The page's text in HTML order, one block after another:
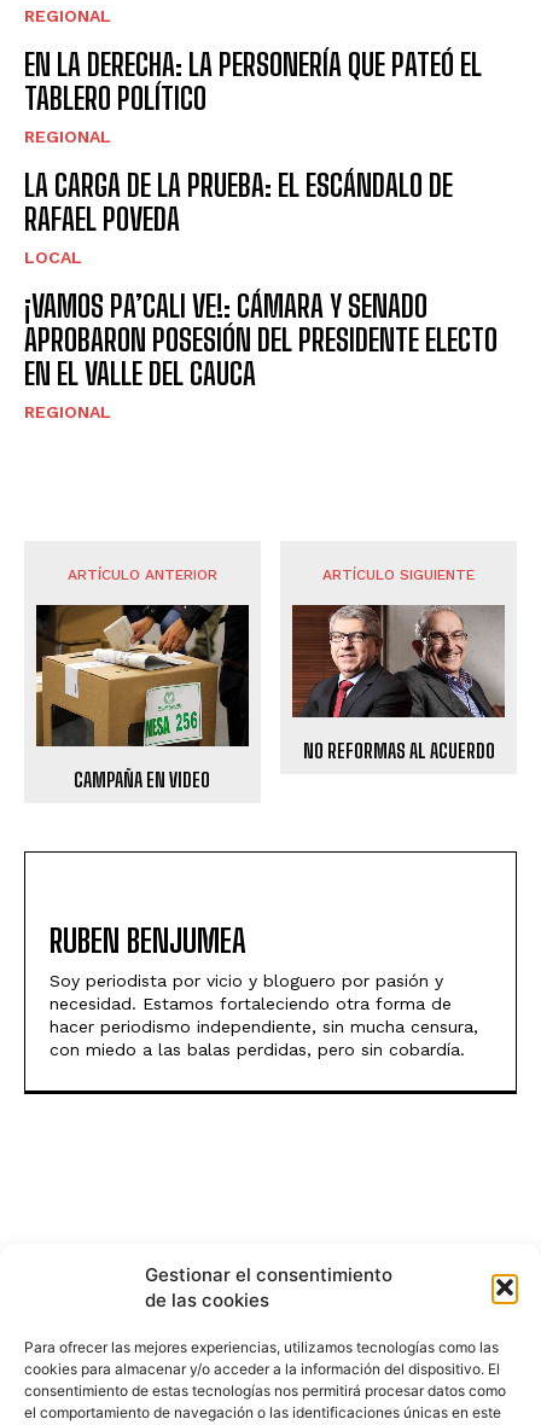
Gestionar el consentimiento
de las cookies
Para ofrecer las mejores experiencias, utilizamos tecnologías como las
cookies para almacenar y/o acceder a la información del dispositivo. El
consentimiento de estas tecnologías nos permitirá procesar datos como
el comportamiento de navegación o las identificaciones únicas en este
REGIONAL
EN LA DERECHA: LA PERSONERÍA QUE PATEÓ EL
TABLERO POLÍTICO
REGIONAL
LA CARGA DE LA PRUEBA: EL ESCÁNDALO DE
RAFAEL POVEDA
LOCAL
¡VAMOS PA’CALI VE!: CÁMARA Y SENADO
APROBARON POSESIÓN DEL PRESIDENTE ELECTO
EN EL VALLE DEL CAUCA
REGIONAL
ARTÍCULO ANTERIOR
CAMPAÑA EN VIDEO
ARTÍCULO SIGUIENTE
NO REFORMAS AL ACUERDO
RUBEN BENJUMEA
Soy periodista por vicio y bloguero por pasión y
necesidad. Estamos fortaleciendo otra forma de
hacer periodismo independiente, sin mucha censura,
con miedo a las balas perdidas, pero sin cobardía.